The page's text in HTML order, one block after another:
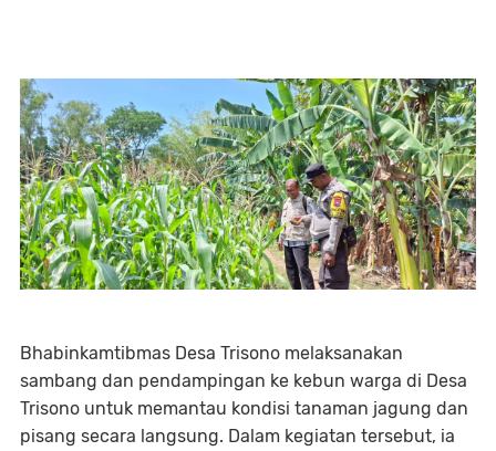
Bhabinkamtibmas Desa Trisono melaksanakan
sambang dan pendampingan ke kebun warga di Desa
Trisono untuk memantau kondisi tanaman jagung dan
pisang secara langsung. Dalam kegiatan tersebut, ia